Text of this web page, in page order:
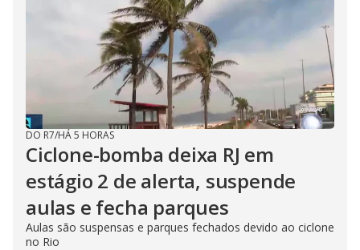
DO R7/HÁ 5 HORAS
Ciclone-bomba deixa RJ em
estágio 2 de alerta, suspende
aulas e fecha parques
Aulas são suspensas e parques fechados devido ao ciclone
no Rio